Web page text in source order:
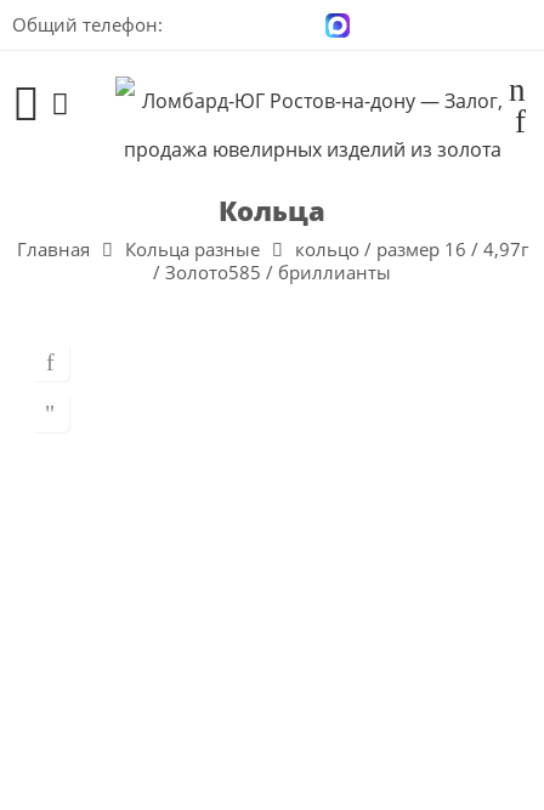
Общий телефон:
Кольца
Главная Кольца разные
кольцо / размер 16 / 4,97г
/ Золото585 / бриллианты